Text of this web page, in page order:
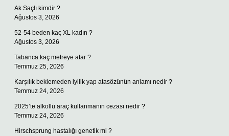
Ak Saçlı kimdir ?
Ağustos 3, 2026
52-54 beden kaç XL kadın ?
Ağustos 3, 2026
Tabanca kaç metreye atar ?
Temmuz 25, 2026
Karşılık beklemeden iyilik yap atasözünün anlamı nedir ?
Temmuz 24, 2026
2025’te alkollü araç kullanmanın cezası nedir ?
Temmuz 24, 2026
Hirschsprung hastalığı genetik mi ?